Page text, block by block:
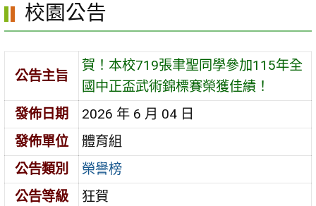
容
區
校園公告
公告主旨
賀！本校719張聿聖同學參加115年全
國中正盃武術錦標賽榮獲佳績！
發佈日期
2026 年 6 月 04 日
發佈單位
體育組
公告類別
榮譽榜
公告等級
狂賀